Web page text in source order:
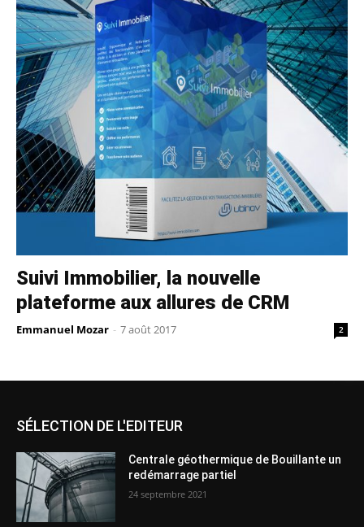
Suivi Immobilier, la nouvelle
plateforme aux allures de CRM
Emmanuel Mozar - 7 août 2017 2
SÉLECTION DE L'EDITEUR
Centrale géothermique de Bouillante un
redémarrage partiel
24 septembre 2021